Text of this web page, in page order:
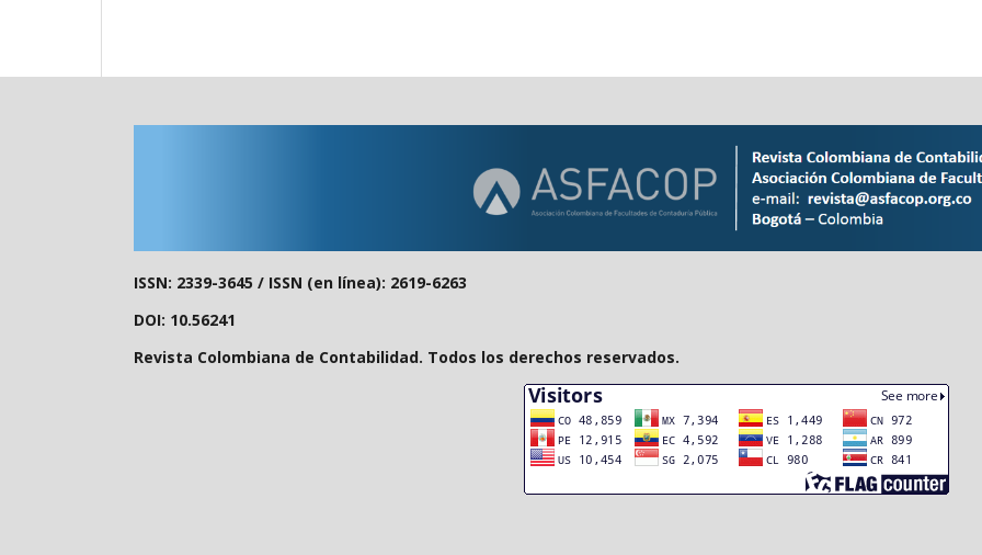
ISSN: 2339-3645 / ISSN (en línea): 2619-6263
DOI: 10.56241
Revista Colombiana de Contabilidad. Todos los derechos reservados.